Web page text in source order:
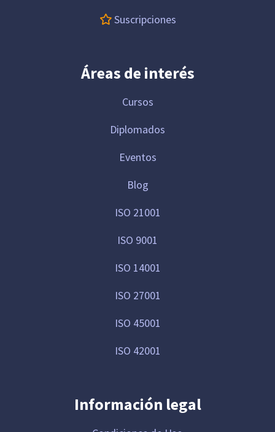
Suscripciones
Áreas de interés
Cursos
Diplomados
Eventos
Blog
ISO 21001
ISO 9001
ISO 14001
ISO 27001
ISO 45001
ISO 42001
Información legal